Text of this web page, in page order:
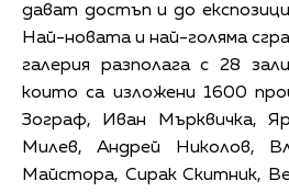
дават достъп и до
Най-новата и най-голяма
галерия разполага с 28
които са изложени 1600
Зограф, Иван Мърквичка,
Милев, Андрей Николов,
Майстора, Сирак Скитник,